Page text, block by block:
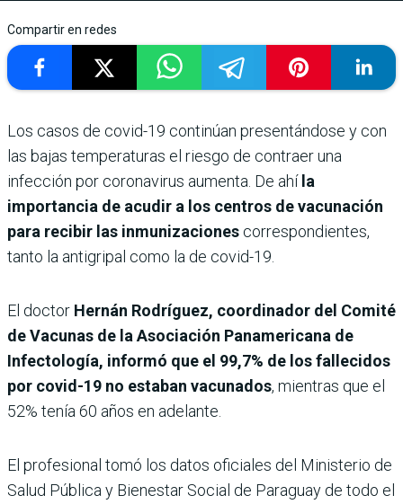
Compartir en redes
Los casos de covid-19 continúan presentándose y con
las bajas temperaturas el riesgo de contraer una
infección por coronavirus aumenta. De ahí la
importancia de acudir a los centros de vacunación
para recibir las inmunizaciones correspondientes,
tanto la antigripal como la de covid-19.
El doctor Hernán Rodríguez, coordinador del Comité
de Vacunas de la Asociación Panamericana de
Infectología, informó que el 99,7% de los fallecidos
por covid-19 no estaban vacunados, mientras que el
52% tenía 60 años en adelante.
El profesional tomó los datos oficiales del Ministerio de
Salud Pública y Bienestar Social de Paraguay de todo el